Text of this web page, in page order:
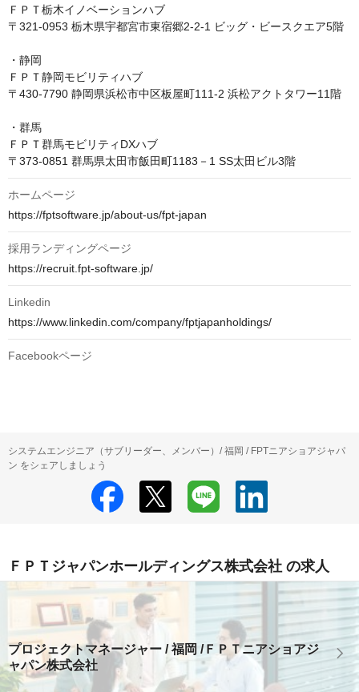
ＦＰＴ栃木イノベーションハブ
〒321-0953 栃木県宇都宮市東宿郷2-2-1 ビッグ・ビースクエア5階
・静岡
ＦＰＴ静岡モビリティハブ
〒430-7790 静岡県浜松市中区板屋町111-2 浜松アクトタワー11階
・群馬
ＦＰＴ群馬モビリティDXハブ
ホームページ
https://fptsoftware.jp/about-us/fpt-japan
採用ランディングページ
https://recruit.fpt-software.jp/
Linkedin
https://www.linkedin.com/company/fptjapanholdings/
Facebookページ
システムエンジニア（サブリーダー、メンバー）/ 福岡 / FPTニアショアジャパ
ン をシェアしましょう
ＦＰＴジャパンホールディングス株式会社 の求人
プロジェクトマネージャー / 福岡 /ＦＰＴニアショアジ
ャパン株式会社